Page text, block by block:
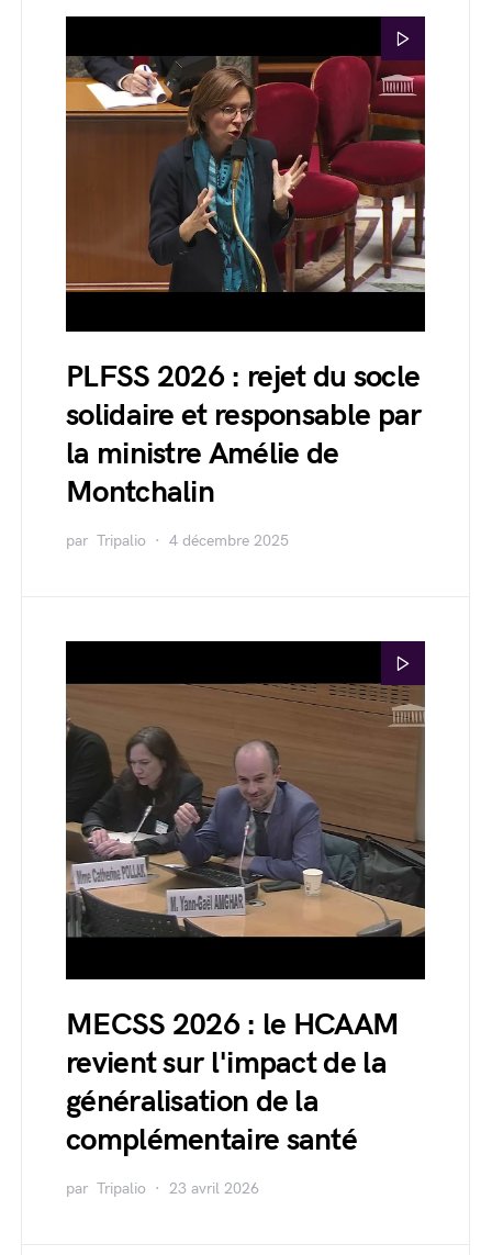
PLFSS 2026 : rejet du socle
solidaire et responsable par
la ministre Amélie de
Montchalin
par Tripalio 4 décembre 2025
MECSS 2026 : le HCAAM
revient sur l'impact de la
généralisation de la
complémentaire santé
par Tripalio 23 avril 2026